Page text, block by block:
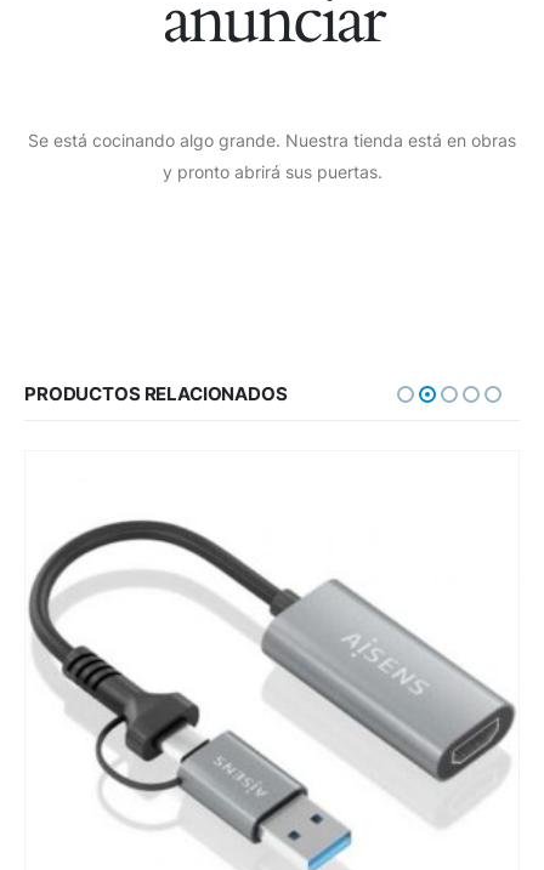
anunciar
Se está cocinando algo grande. Nuestra tienda está en obras
y pronto abrirá sus puertas.
PRODUCTOS RELACIONADOS